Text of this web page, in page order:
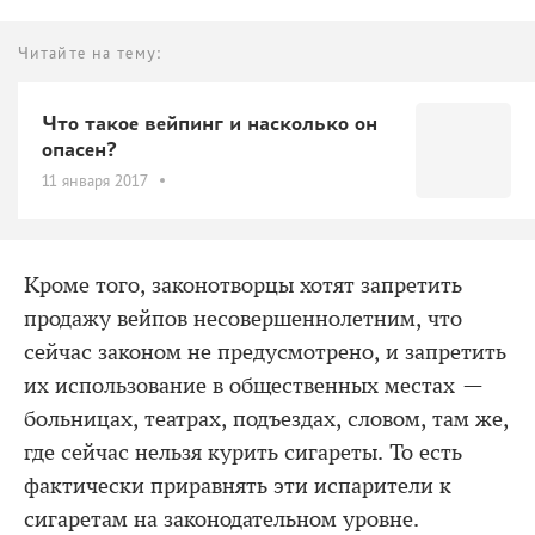
Читайте на тему:
Что такое вейпинг и насколько он
опасен?
11 января 2017
Кроме того, законотворцы хотят запретить
продажу вейпов несовершеннолетним, что
сейчас законом не предусмотрено, и запретить
их использование в общественных местах —
больницах, театрах, подъездах, словом, там же,
где сейчас нельзя курить сигареты. То есть
фактически приравнять эти испарители к
сигаретам на законодательном уровне.